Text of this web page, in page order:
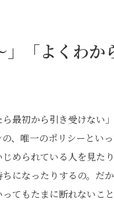
」「よくわ
最初から引き受けない」
、唯一のポリシーとい
められている人を見た
になったりするの。だ
てもたまに断れない